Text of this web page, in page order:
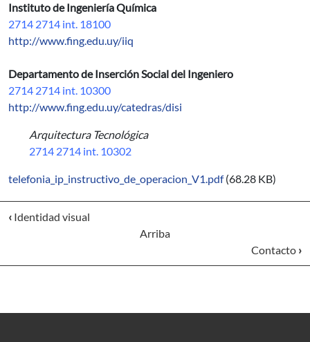
Instituto de Ingeniería Química
2714 2714 int. 18100
http://www.fing.edu.uy/iiq
Departamento de Inserción Social del Ingeniero
2714 2714 int. 10300
http://www.fing.edu.uy/catedras/disi
Arquitectura Tecnológica
2714 2714 int. 10302
telefonia_ip_instructivo_de_operacion_V1.pdf (68.28 KB)
‹ Identidad visual
Arriba
Contacto ›